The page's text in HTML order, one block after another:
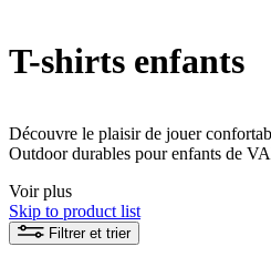
T-shirts enfants
Découvre le plaisir de jouer
Outdoor durables pour enfants de
contribuant à la protection de notre
Voir plus
Skip to product list
Filtrer et trier